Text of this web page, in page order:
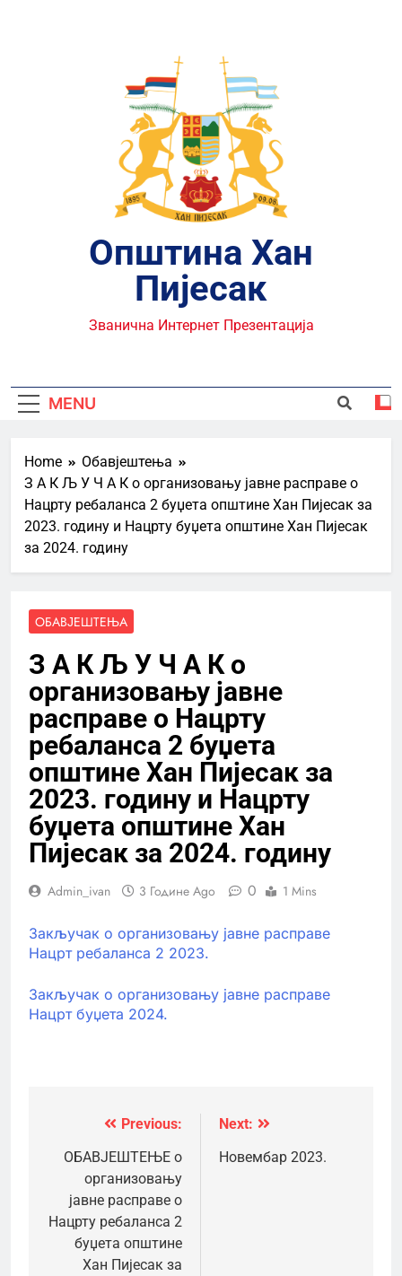
Општина Хан
Пијесак
Званична Интернет Презентација
MENU
Home
Обавјештења
З А К Љ У Ч А К о организовању јавне расправе о
Нацрту ребаланса 2 буџета општине Хан Пијесак за
2023. годину и Нацрту буџета општине Хан Пијесак
за 2024. годину
ОБАВЈЕШТЕЊА
З А К Љ У Ч А К о
организовању јавне
расправе о Нацрту
ребаланса 2 буџета
општине Хан Пијесак за
2023. годину и Нацрту
буџета општине Хан
Пијесак за 2024. годину
Admin_ivan 3 Године Ago 0 1 Mins
Закључак о организовању јавне расправе
Нацрт ребаланса 2 2023.
Закључак о организовању јавне расправе
Нацрт буџета 2024.
Кретање
чланка
Previous:
ОБАВЈЕШТЕЊЕ о
организовању
јавне расправе о
Нацрту ребаланса 2
буџета општине
Хан Пијесак за
Next:
Новембар 2023.